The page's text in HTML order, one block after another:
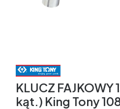
KLUCZ
kąt.) King Tony